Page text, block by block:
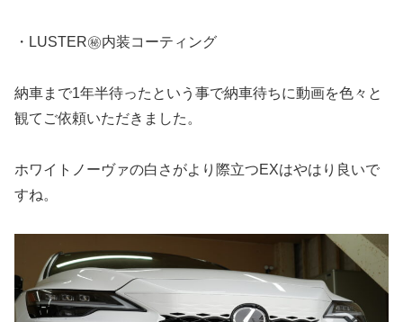
・LUSTER㊙️内装コーティング
納車まで1年半待ったという事で納車待ちに動画を色々と
観てご依頼いただきました。
ホワイトノーヴァの白さがより際立つEXはやはり良いで
すね。